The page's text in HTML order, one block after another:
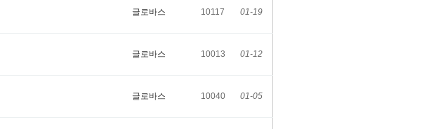
글로바스 10117 01-19
글로바스 10013 01-12
글로바스 10040 01-05